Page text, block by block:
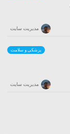
مدیریت سایت
پزشکی و سلامت
مدیریت سایت